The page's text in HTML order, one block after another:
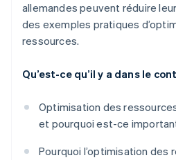
allemandes peuvent réduire
des exemples pratiques
ressources.
Qu’est-ce qu’il y a dans le
Optimisation des
et pourquoi est-ce
Pourquoi l’optimisation des